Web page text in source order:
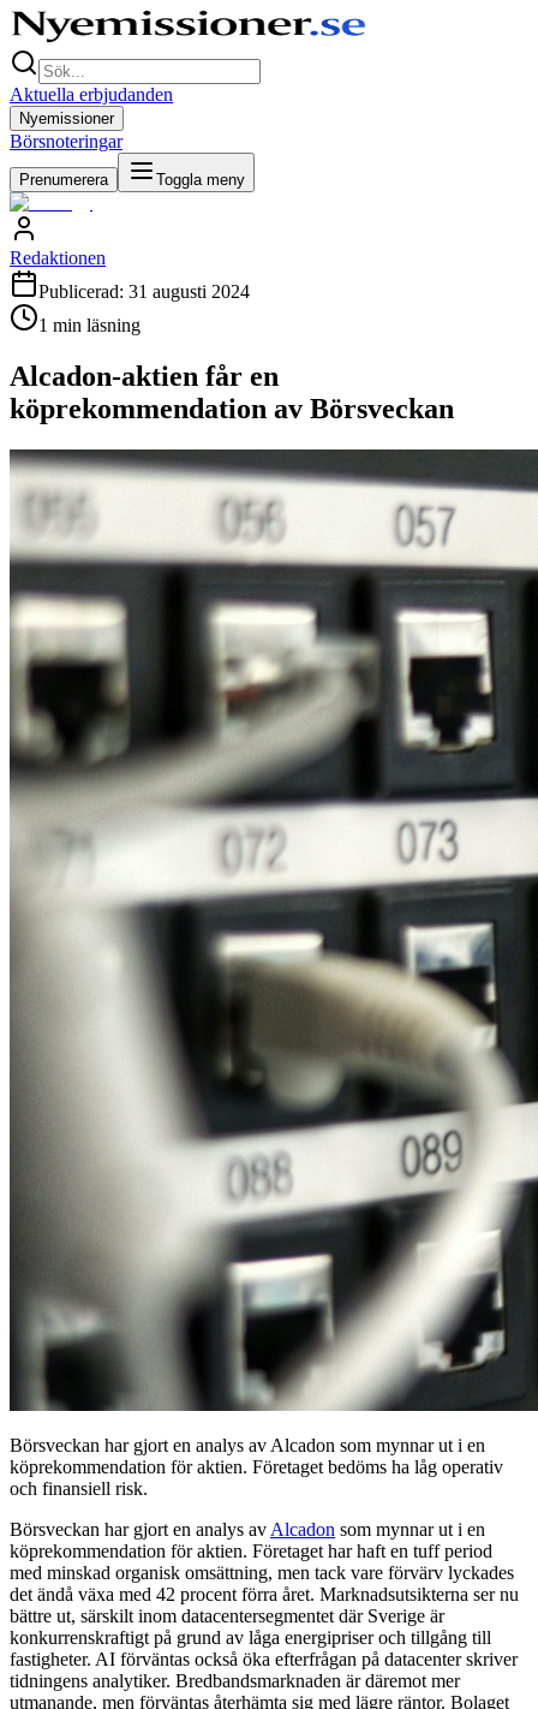
Aktuella erbjudanden
Nyemissioner
Börsnoteringar
Prenumerera Toggla meny
Redaktionen
Publicerad: 31 augusti 2024
1 min läsning
Alcadon-aktien får en
köprekommendation av Börsveckan
Börsveckan har gjort en analys av Alcadon som mynnar ut i en
köprekommendation för aktien. Företaget bedöms ha låg operativ
och finansiell risk.
Börsveckan har gjort en analys av Alcadon som mynnar ut i en
köprekommendation för aktien. Företaget har haft en tuff period
med minskad organisk omsättning, men tack vare förvärv lyckades
det ändå växa med 42 procent förra året. Marknadsutsikterna ser nu
bättre ut, särskilt inom datacentersegmentet där Sverige är
konkurrenskraftigt på grund av låga energipriser och tillgång till
fastigheter. AI förväntas också öka efterfrågan på datacenter skriver
tidningens analytiker. Bredbandsmarknaden är däremot mer
utmanande, men förväntas återhämta sig med lägre räntor. Bolaget